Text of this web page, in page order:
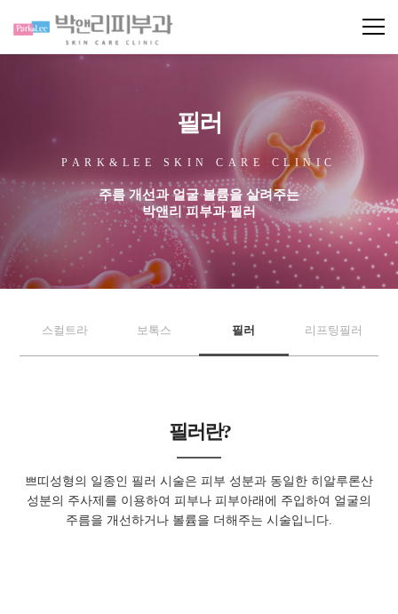
필러
PARK&LEE SKIN CARE CLINIC
주름 개선과 얼굴 볼륨을 살려주는
박앤리 피부과 필러
스컬트라 보톡스 필러 리프팅필러
필러란?
쁘띠성형의 일종인 필러 시술은 피부 성분과 동일한 히알루론산
성분의 주사제를 이용하여 피부나 피부아래에 주입하여 얼굴의
주름을 개선하거나 볼륨을 더해주는 시술입니다.